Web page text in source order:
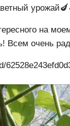
на
Всем очень